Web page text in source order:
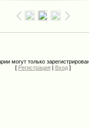
могут только
[ Регистрация | Вход]